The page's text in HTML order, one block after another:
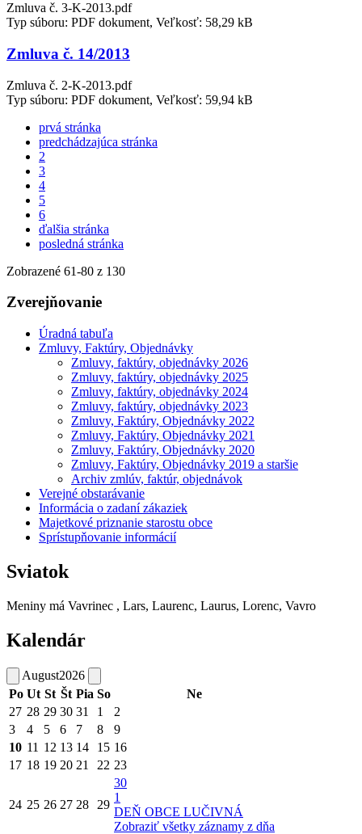
Zmluva č. 3-K-2013.pdf
Typ súboru: PDF dokument, Veľkosť: 58,29 kB
Zmluva č. 14/2013
Zmluva č. 2-K-2013.pdf
Typ súboru: PDF dokument, Veľkosť: 59,94 kB
prvá stránka
predchádzajúca stránka
2
3
4
5
6
ďalšia stránka
posledná stránka
Zobrazené 61-80 z 130
Zverejňovanie
Úradná tabuľa
Zmluvy, Faktúry, Objednávky
Zmluvy, faktúry, objednávky 2026
Zmluvy, faktúry, objednávky 2025
Zmluvy, faktúry, objednávky 2024
Zmluvy, faktúry, objednávky 2023
Zmluvy, Faktúry, Objednávky 2022
Zmluvy, Faktúry, Objednávky 2021
Zmluvy, Faktúry, Objednávky 2020
Zmluvy, Faktúry, Objednávky 2019 a staršie
Archiv zmlúv, faktúr, objednávok
Verejné obstarávanie
Informácia o zadaní zákaziek
Majetkové priznanie starostu obce
Sprístupňovanie informácií
Sviatok
Meniny má Vavrinec , Lars, Laurenc, Laurus, Lorenc, Vavro
Kalendár
August2026
Po Ut St Št Pia So
Ne
27 28 29 30 31 1
2
3
4 5 6 7 8
9
10 11 12 13 14 15 16
17 18 19 20 21 22 23
24 25 26 27 28 29
30
1
DEŇ OBCE LUČIVNÁ
Zobraziť všetky záznamy z dňa